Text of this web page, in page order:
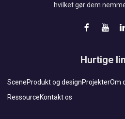
hvilket gør dem
Hurtige
SceneProdukt og designProjekterOm
RessourceKontakt os